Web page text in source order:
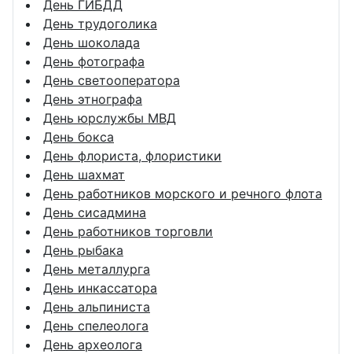
День ГИБДД
День трудоголика
День шоколада
День фотографа
День светооператора
День этнографа
День юрслужбы МВД
День бокса
День флориста, флористики
День шахмат
День работников морского и речного флота
День сисадмина
День работников торговли
День рыбака
День металлурга
День инкассатора
День альпиниста
День спелеолога
День археолога